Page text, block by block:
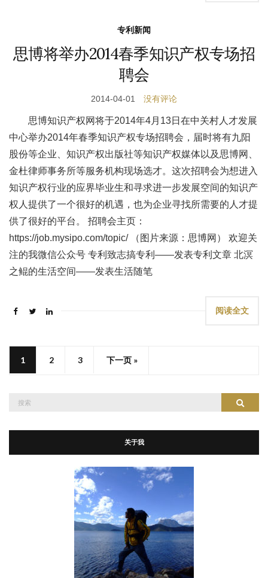
专利新闻
思博将举办2014春季知识产权专场招
聘会
2014-04-01 没有评论
思博知识产权网将于2014年4月13日在中关村人才发展
中心举办2014年春季知识产权专场招聘会，届时将有九阳
股份等企业、知识产权出版社等知识产权媒体以及思博网、
金杜律师事务所等服务机构现场选才。这次招聘会为想进入
知识产权行业的应界毕业生和寻求进一步发展空间的知识产
权人提供了一个很好的机遇，也为企业寻找所需要的人才提
供了很好的平台。 招聘会主页：
https://job.mysipo.com/topic/ （图片来源：思博网） 欢迎关
注的我微信公众号 专利致志搞专利——发表专利文章 北溟
之鲲的生活空间——发表生活随笔
阅读全文
1 2 3 下一页 »
搜索
关于我